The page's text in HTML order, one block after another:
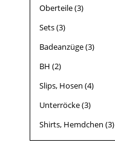
Oberteile(3)
Sets(3)
Badeanzüge(3)
BH (2)
Slips, Hosen (4)
Unterröcke(3)
Shirts, Hemdchen (3)